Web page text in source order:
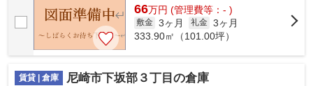
66万円 (管理費等：- )
敷金 3ヶ月 礼金 3ヶ月
333.90㎡（101.00坪）
賃貸 | 倉庫 尼崎市下坂部３丁目の倉庫